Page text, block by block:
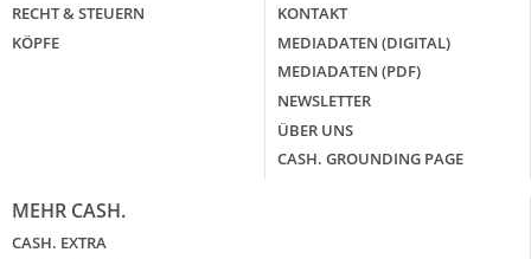
RECHT & STEUERN
KÖPFE
KONTAKT
MEDIADATEN (DIGITAL)
MEDIADATEN (PDF)
NEWSLETTER
ÜBER UNS
CASH. GROUNDING PAGE
MEHR CASH.
CASH. EXTRA